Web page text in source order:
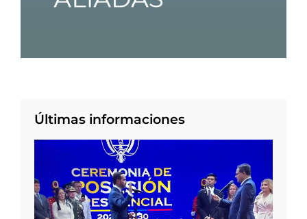
Últimas informaciones